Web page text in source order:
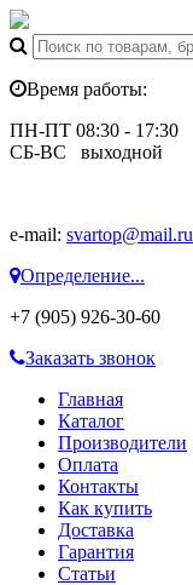
Время работы:
ПН-ПТ 08:30 - 17:30
СБ-ВС выходной
e-mail: svartop@mail.ru
Определение...
+7 (905) 926-30-60
Заказать звонок
Главная
Каталог
Производители
Оплата
Контакты
Как купить
Доставка
Гарантия
Статьи